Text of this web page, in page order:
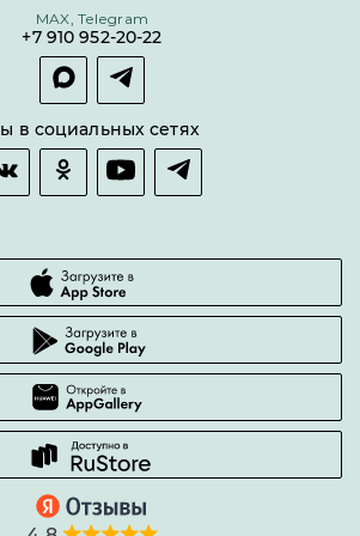
MAX, Telegram
+7 910 952-20-22
в социальных сетях